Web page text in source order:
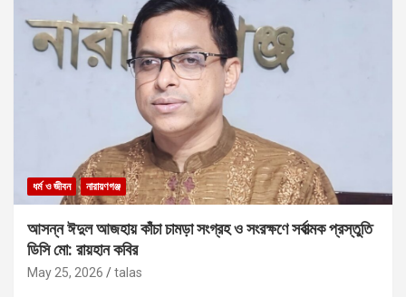
ধর্ম ও জীবন নারায়ণগঞ্জ
আসন্ন ঈদুল আজহায় কাঁচা চামড়া সংগ্রহ ও সংরক্ষণে সর্বাত্মক প্রস্তুতি
ডিসি মো: রায়হান কবির
May 25, 2026 talas